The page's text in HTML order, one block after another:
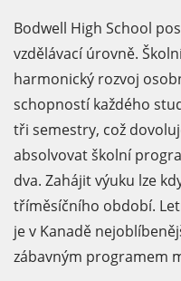
Bodwell High School
vzdělávací úrovně.
harmonický rozvoj
schopností každého
tři semestry, což
absolvovat školní
dva. Zahájit výuku lze
tříměsíčního období.
je v Kanadě
zábavným programem